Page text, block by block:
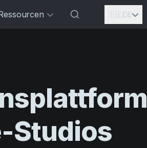
🇩🇪DE
Studios